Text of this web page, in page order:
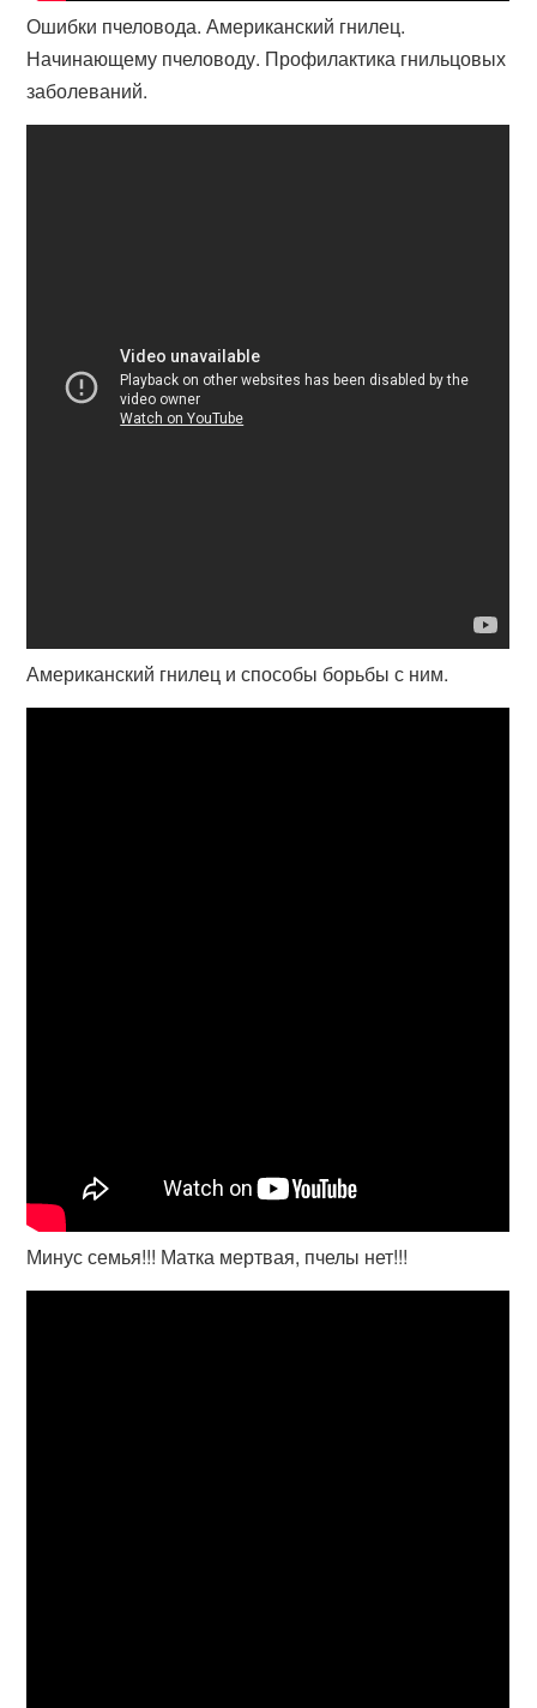
Ошибки пчеловода. Американский гнилец.
Начинающему пчеловоду. Профилактика гнильцовых
заболеваний.
Американский гнилец и способы борьбы с ним.
Минус семья!!! Матка мертвая, пчелы нет!!!